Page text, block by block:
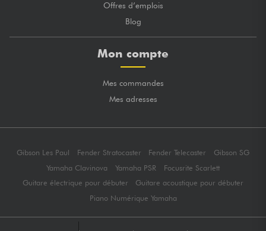
Offres d’emplois
Blog
Mon compte
Mes commandes
Mes adresses
Gibson Les Paul Fender Stratocaster Fender Telecaster
Gibson SG
Yamaha Clavinova
Yamaha PSR
Focusrite Scarlett
Guitare électrique pour débuter
Guitare acoustique pour débuter
Piano Numérique Yamaha